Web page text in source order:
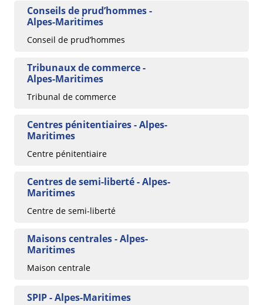
Conseils de prud’hommes -
Alpes-Maritimes
Conseil de prud’hommes
Tribunaux de commerce -
Alpes-Maritimes
Tribunal de commerce
Centres pénitentiaires - Alpes-
Maritimes
Centre pénitentiaire
Centres de semi-liberté - Alpes-
Maritimes
Centre de semi-liberté
Maisons centrales - Alpes-
Maritimes
Maison centrale
SPIP - Alpes-Maritimes